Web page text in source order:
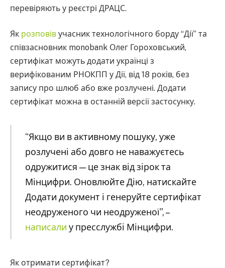
перевіряють у реєстрі ДРАЦС.
Як розповів учасник технологічного борду “Дії” та
співзасновник monobank Олег Гороховський,
сертифікат можуть додати українці з
верифікованим РНОКПП у Дії, від 18 років, без
запису про шлюб або вже розлучені. Додати
сертифікат можна в останній версії застосунку.
“Якщо ви в активному пошуку, уже
розлучені або довго не наважуєтесь
одружитися — це знак від зірок та
Мінцифри. Оновлюйте Дію, натискайте
Додати документ і генеруйте сертифікат
неодруженого чи неодруженої”, –
написали у пресслужбі Мінцифри.
Як отримати сертифікат?